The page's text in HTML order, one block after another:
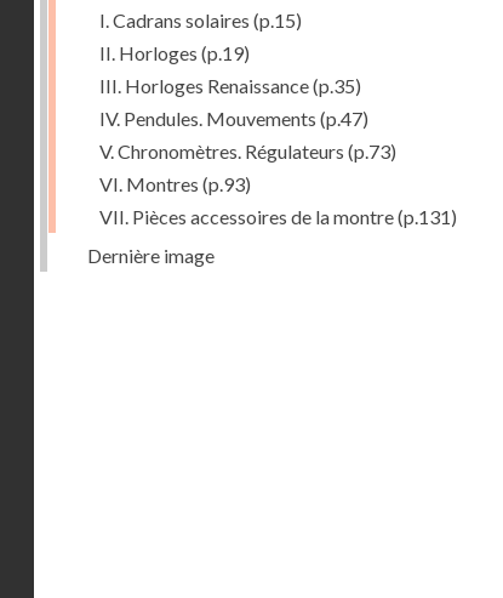
I. Cadrans solaires (p.15)
II. Horloges (p.19)
III. Horloges Renaissance(p.35)
IV. Pendules. Mouvements (p.47)
V. Chronomètres. Régulateurs (p.73)
VI. Montres (p.93)
VII. Pièces accessoires de la montre(p.131)
Dernière image